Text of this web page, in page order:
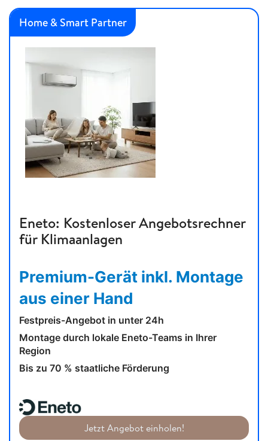
Home & Smart Partner
Eneto: Kostenloser Angebotsrechner
für Klimaanlagen
Premium-Gerät inkl. Montage
aus einer Hand
Festpreis-Angebot in unter 24h
Montage durch lokale Eneto-Teams in Ihrer
Region
Bis zu 70 % staatliche Förderung
Jetzt Angebot einholen!